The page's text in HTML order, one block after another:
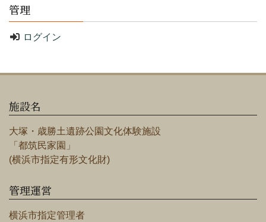
管理
ログイン
施設名
大塚・歳勝土遺跡公園文化体験施設
「都筑民家園」
(横浜市指定有形文化財)
管理運営
横浜市指定管理者